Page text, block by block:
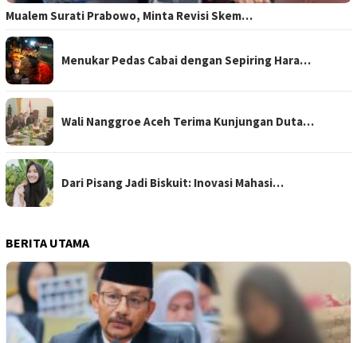
Mualem Surati Prabowo, Minta Revisi Skem…
Menukar Pedas Cabai dengan Sepiring Hara…
Wali Nanggroe Aceh Terima Kunjungan Duta…
Dari Pisang Jadi Biskuit: Inovasi Mahasi…
BERITA UTAMA